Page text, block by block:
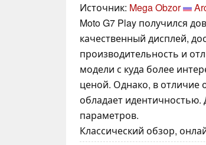
Источник: Mega Obzor
Moto G7 Play получился
качественный дисплей,
производительность и
модели с куда более
ценой. Однако, в отличие
обладает идентичностью.
параметров.
Классический обзор,